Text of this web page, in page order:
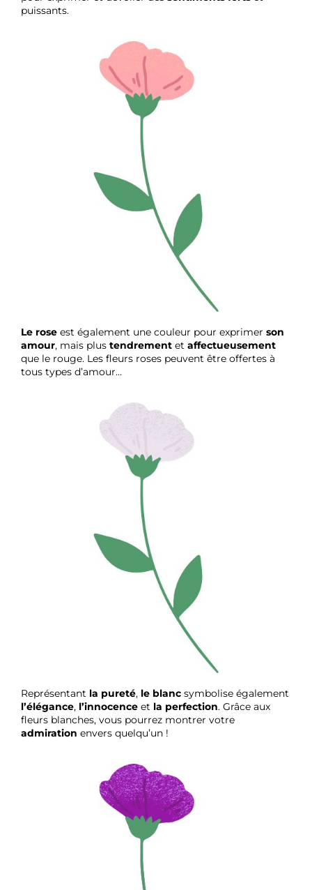
puissants.
Le rose est également une couleur pour exprimer son
amour, mais plus tendrement et affectueusement
que le rouge. Les fleurs roses peuvent être offertes à
tous types d’amour…
Représentant la pureté, le blanc symbolise également
l’élégance, l’innocence et la perfection. Grâce aux
fleurs blanches, vous pourrez montrer votre
admiration envers quelqu’un !